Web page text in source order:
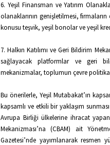
6. Yeşil Finansman ve Yatırım
olanaklarının genişletilmesi,
konusu teşvik, yeşil bonolar ve yeşil
7. Halkın Katılımı ve Geri Bildirim
sağlayacak platformlar ve geri
mekanizmalar, toplumun çevre
Bu önerilerle, Yeşil Mutabakat’ın
kapsamlı ve etkili bir yaklaşım
Avrupa Birliği ülkelerine ihracat
Mekanizması’na (CBAM) ait
Gazetesi’nde yayımlanarak resmen